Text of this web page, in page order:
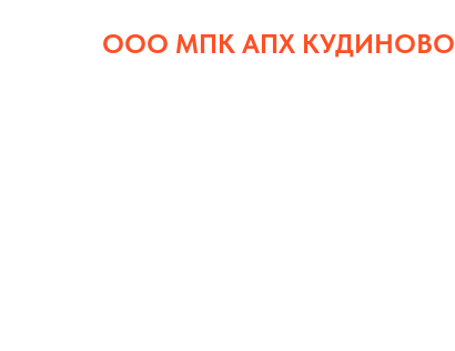
ООО МПК АПХ КУДИНОВО
Мусульманская